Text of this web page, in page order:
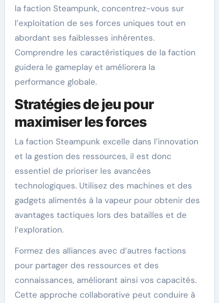
la faction Steampunk, concentrez-vous sur
l’exploitation de ses forces uniques tout en
abordant ses faiblesses inhérentes.
Comprendre les caractéristiques de la faction
guidera le gameplay et améliorera la
performance globale.
Stratégies de jeu pour
maximiser les forces
La faction Steampunk excelle dans l’innovation
et la gestion des ressources, il est donc
essentiel de prioriser les avancées
technologiques. Utilisez des machines et des
gadgets alimentés à la vapeur pour obtenir des
avantages tactiques lors des batailles et de
l’exploration.
Formez des alliances avec d’autres factions
pour partager des ressources et des
connaissances, améliorant ainsi vos capacités.
Cette approche collaborative peut conduire à